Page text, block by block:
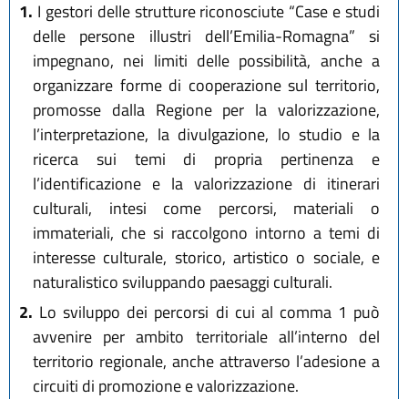
1. I gestori delle strutture riconosciute “Case e studi
delle persone illustri dell’Emilia-Romagna” si
impegnano, nei limiti delle possibilità, anche a
organizzare forme di cooperazione sul territorio,
promosse dalla Regione per la valorizzazione,
l’interpretazione, la divulgazione, lo studio e la
ricerca sui temi di propria pertinenza e
l’identificazione e la valorizzazione di itinerari
culturali, intesi come percorsi, materiali o
immateriali, che si raccolgono intorno a temi di
interesse culturale, storico, artistico o sociale, e
naturalistico sviluppando paesaggi culturali.
2. Lo sviluppo dei percorsi di cui al comma 1 può
avvenire per ambito territoriale all’interno del
territorio regionale, anche attraverso l’adesione a
circuiti di promozione e valorizzazione.